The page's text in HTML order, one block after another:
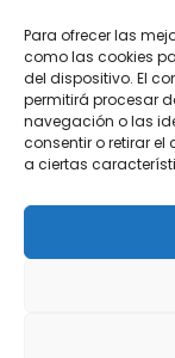
Para ofrecer las
como las cookies
del dispositivo. El
permitirá procesar
navegación o las
consentir o retirar
a ciertas
antes de
Alberto 0
Artículo
Todo lo que
Copyright ©